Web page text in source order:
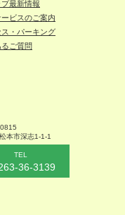
プ最新情報
ビスのご案内
ス・パーキング
るご質問
本市深志1-1-1
TEL
36-3139